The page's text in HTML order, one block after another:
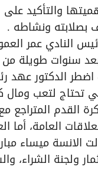
والتأكيد
بصلابته ونشاطه .
النادي عمر
سنوات طويلة من
اضطر الدكتور
تحتاج لتعب ومال
القدم المتراجع
العامة،
الانسة ميساء
ولجنة